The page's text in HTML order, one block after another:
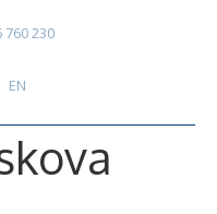
760 230